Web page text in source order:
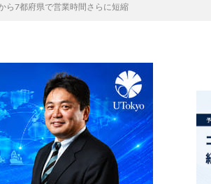
ら7都府県で営業時間さらに短縮